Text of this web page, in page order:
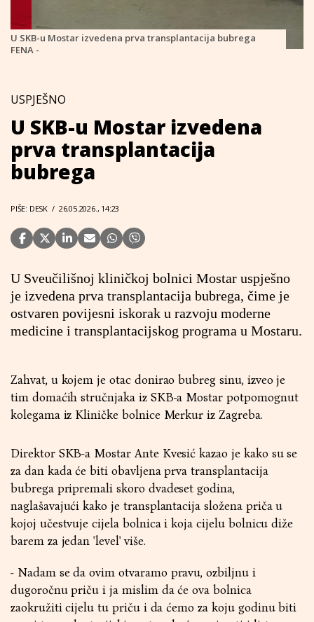
U SKB-u Mostar izvedena prva transplantacija bubrega
FENA -
USPJEŠNO
U SKB-u Mostar izvedena
prva transplantacija
bubrega
PIŠE: DESK / 26.05.2026., 14:23
U Sveučilišnoj kliničkoj bolnici Mostar uspješno
je izvedena prva transplantacija bubrega, čime je
ostvaren povijesni iskorak u razvoju moderne
medicine i transplantacijskog programa u Mostaru.
Zahvat, u kojem je otac donirao bubreg sinu, izveo je
tim domaćih stručnjaka iz SKB-a Mostar potpomognut
kolegama iz Kliničke bolnice Merkur iz Zagreba.
Direktor SKB-a Mostar Ante Kvesić kazao je kako su se
za dan kada će biti obavljena prva transplantacija
bubrega pripremali skoro dvadeset godina,
naglašavajući kako je transplantacija složena priča u
kojoj učestvuje cijela bolnica i koja cijelu bolnicu diže
barem za jedan 'level' više.
- Nadam se da ovim otvaramo pravu, ozbiljnu i
dugoročnu priču i ja mislim da će ova bolnica
zaokružiti cijelu tu priču i da ćemo za koju godinu biti